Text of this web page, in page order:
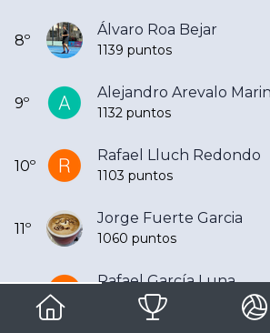
8º
Álvaro Roa Bejar
1139 puntos
9º
Alejandro Arevalo Marin
1132 puntos
10º
Rafael Lluch Redondo
1103 puntos
11º
Jorge Fuerte Garcia
1060 puntos
Rafael García Luna
1053 puntos